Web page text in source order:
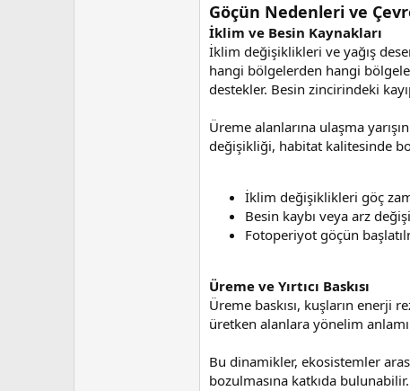
Göçün Nedenleri ve
İklim ve Besin Kaynakları
İklim değişiklikleri ve yağış
hangi bölgelerden hangi
destekler. Besin zincirindeki
Üreme alanlarına ulaşma
değişikliği, habitat kalitesinde
İklim değişiklikleri göç
Besin kaybı veya arz
Fotoperiyot göçün
Üreme ve Yırtıcı Baskısı
Üreme baskısı, kuşların enerji
üretken alanlara yönelim
Bu dinamikler, ekosistemler
bozulmasına katkıda bulunabilir.